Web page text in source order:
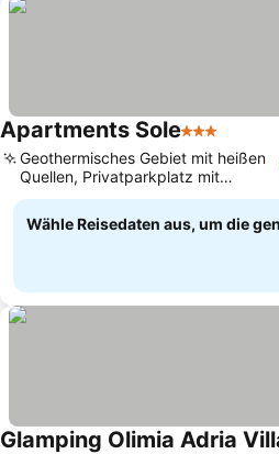
Apartments Sole3 Sterne
Geothermisches Gebiet mit heißen
Quellen, Privatparkplatz mit
Überwachung
Wähle Reisedaten aus, um die
Glamping Olimia Adria